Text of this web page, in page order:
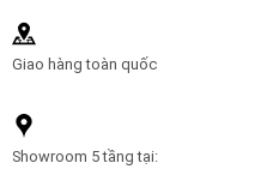
Giao hàng toàn quốc
Showroom 5 tầng tại: